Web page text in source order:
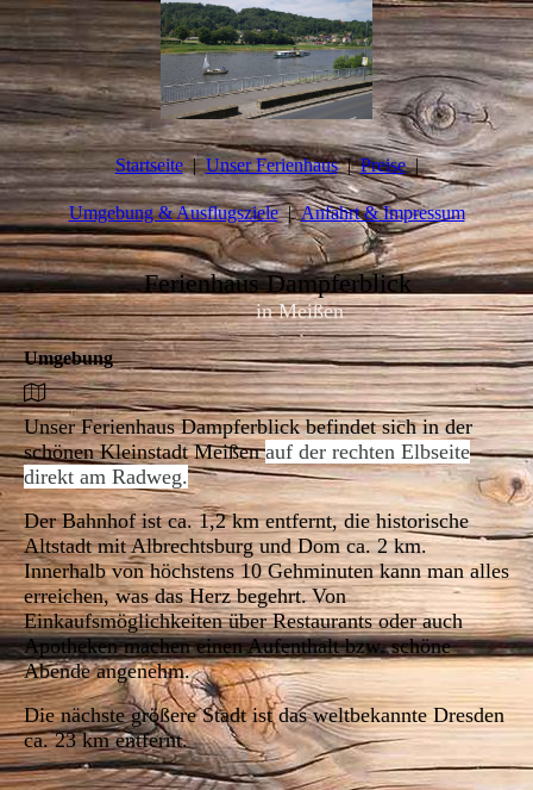
Startseite Unser Ferienhaus Preise
Umgebung & Ausflugsziele Anfahrt & Impressum
Ferienhaus Dampferblick
in Meißen
Umgebung
Unser Ferienhaus Dampferblick befindet sich in der
schönen Kleinstadt Meißenauf der rechten Elbseite
direkt am Radweg.
Der Bahnhof ist ca. 1,2 km entfernt, die historische
Altstadt mit Albrechtsburg und Dom ca. 2 km.
Innerhalb von höchstens 10 Gehminuten kann man alles
erreichen, was das Herz begehrt. Von
Einkaufsmöglichkeiten über Restaurants oder auch
Apotheken machen einen Aufenthalt bzw. schöne
Abende angenehm.
Die nächste größere Stadt ist das weltbekannte Dresden
ca. 23 km entfernt.